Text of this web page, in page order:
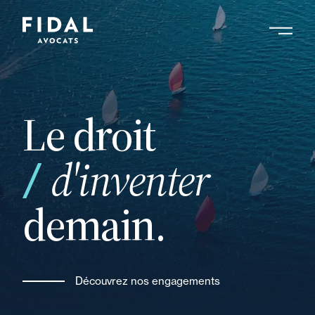
Aller
au
contenu
principal
Le droit
d'inventer
demain.
Découvrez nos engagements
vos